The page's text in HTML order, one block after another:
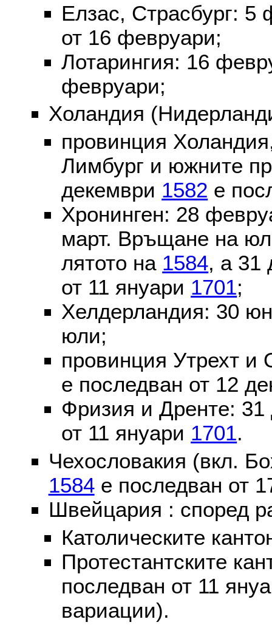
Елзас, Страсбург:
от 16 февруари;
Лотарингия: 16
февруари;
Холандия
провинция
Лимбург и южните
декември 1582 е
Хронинген: 28
март. Връщане на
лятото на 1584, а 31
от 11 януари 1701;
Хелдерландия: 30
юли;
провинция Утрехт
е последван от 12
Фризия и Дренте:
от 11 януари 1701.
Чехословакия (вкл.
1584е последван от
Швейцария : според
Католическите
Протестантските
последван от 11
вариации).